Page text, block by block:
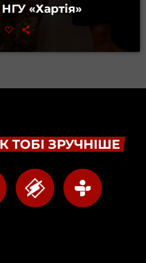
«Хартія»
ТОБІ ЗРУЧНІШЕ